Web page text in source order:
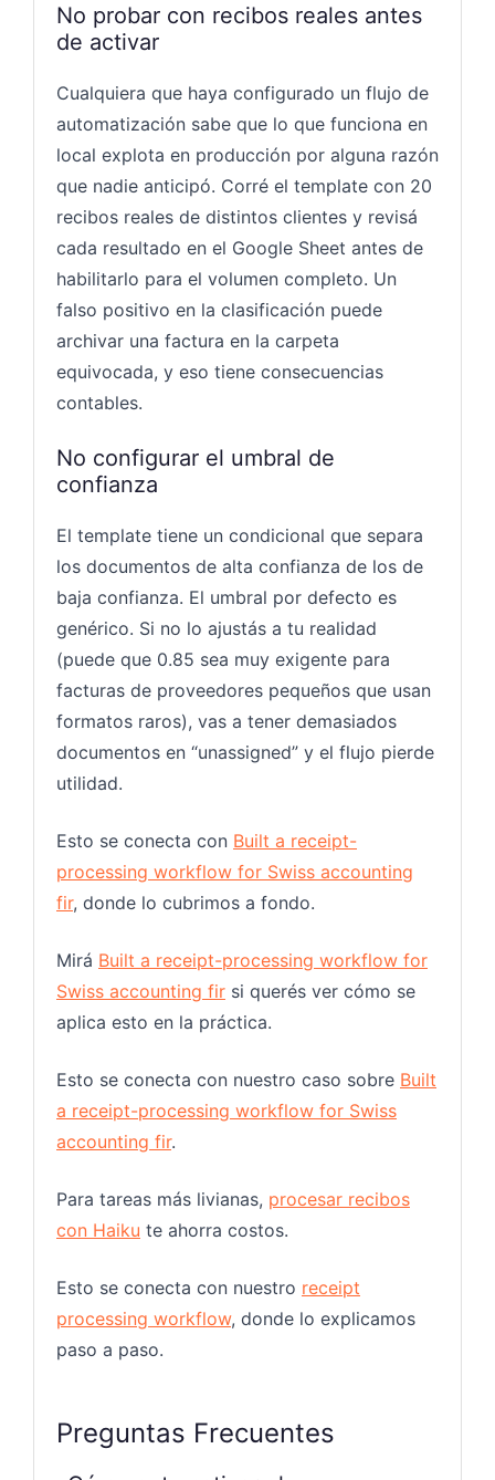
No probar con recibos reales antes
de activar
Cualquiera que haya configurado un flujo de
automatización sabe que lo que funciona en
local explota en producción por alguna razón
que nadie anticipó. Corré el template con 20
recibos reales de distintos clientes y revisá
cada resultado en el Google Sheet antes de
habilitarlo para el volumen completo. Un
falso positivo en la clasificación puede
archivar una factura en la carpeta
equivocada, y eso tiene consecuencias
contables.
No configurar el umbral de
confianza
El template tiene un condicional que separa
los documentos de alta confianza de los de
baja confianza. El umbral por defecto es
genérico. Si no lo ajustás a tu realidad
(puede que 0.85 sea muy exigente para
facturas de proveedores pequeños que usan
formatos raros), vas a tener demasiados
documentos en “unassigned” y el flujo pierde
utilidad.
Esto se conecta con Built a receipt-
processing workflow for Swiss accounting
fir, donde lo cubrimos a fondo.
Mirá Built a receipt-processing workflow for
Swiss accounting fir si querés ver cómo se
aplica esto en la práctica.
Esto se conecta con nuestro caso sobre Built
a receipt-processing workflow for Swiss
accounting fir.
Para tareas más livianas, procesar recibos
con Haiku te ahorra costos.
Esto se conecta con nuestro receipt
processing workflow, donde lo explicamos
paso a paso.
Preguntas Frecuentes